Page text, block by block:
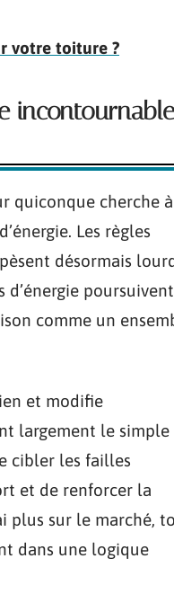
votre toiture ?
incontournable
quiconque cherche à
Les règles
désormais
d’énergie poursuivent
comme un
et modifie
largement le simple
cibler les failles
et de renforcer la
plus sur le marché,
dans une logique